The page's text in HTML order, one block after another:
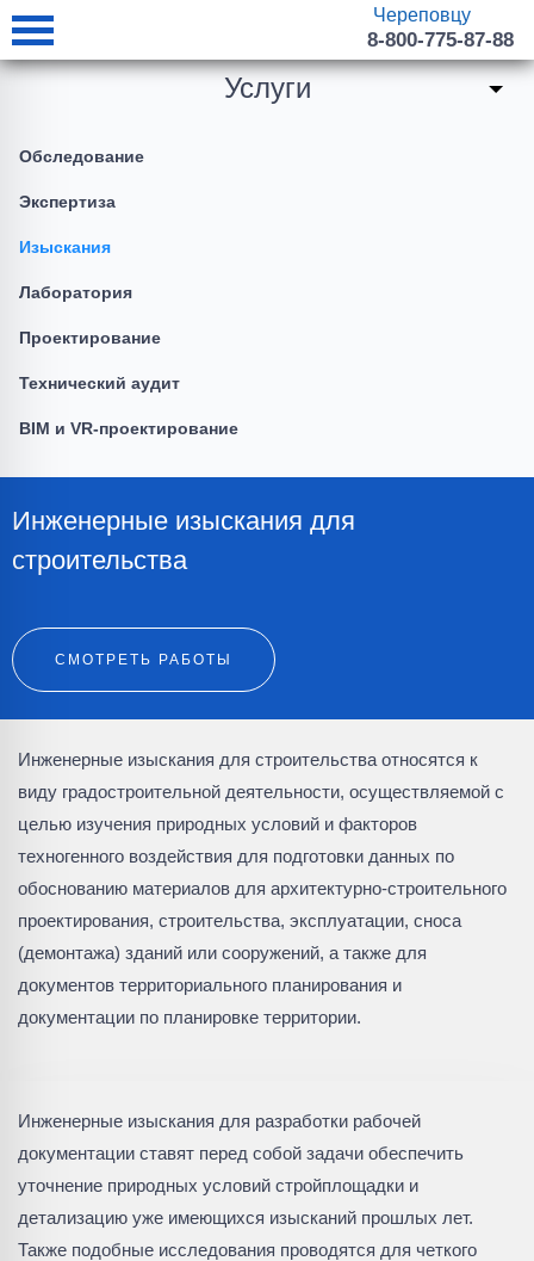
Череповцу
8-800-775-87-88
Услуги
Обследование
Экспертиза
Изыскания
Лаборатория
Проектирование
Технический аудит
BIM и VR-проектирование
Инженерные изыскания для
строительства
СМОТРЕТЬ РАБОТЫ
Инженерные изыскания для строительства относятся к
виду градостроительной деятельности, осуществляемой с
целью изучения природных условий и факторов
техногенного воздействия для подготовки данных по
обоснованию материалов для архитектурно-строительного
проектирования, строительства, эксплуатации, сноса
(демонтажа) зданий или сооружений, а также для
документов территориального планирования и
документации по планировке территории.
Инженерные изыскания для разработки рабочей
документации ставят перед собой задачи обеспечить
уточнение природных условий стройплощадки и
детализацию уже имеющихся изысканий прошлых лет.
Также подобные исследования проводятся для четкого